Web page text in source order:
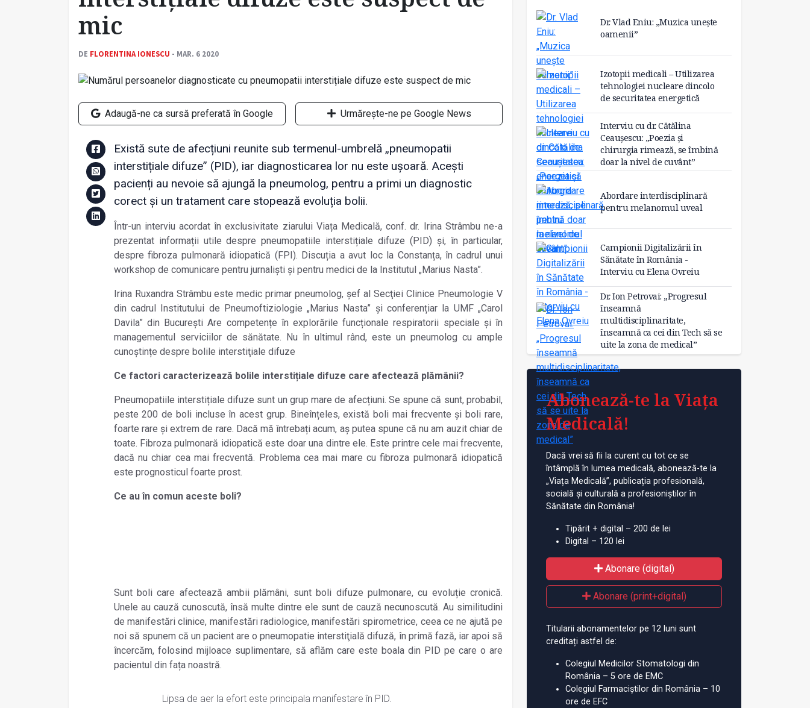
mic
DE FLORENTINA IONESCU - MAR. 6 2020
Adaugă-ne ca sursă preferată în Google Urmărește-ne pe Google News
Există sute de afecțiuni reunite sub termenul-umbrelă „pneumopatii
interstițiale difuze” (PID), iar diagnosticarea lor nu este ușoară. Acești
pacienți au nevoie să ajungă la pneumolog, pentru a primi un diagnostic
corect și un tratament care stopează evoluția bolii.
Într-un interviu acordat în exclusivitate ziarului Viața Medicală, conf. dr. Irina Strâmbu ne-a
prezentat informații utile despre pneumopatiile interstițiale difuze (PID) și, în particular,
despre fibroza pulmonară idiopatică (FPI). Discuția a avut loc la Constanța, în cadrul unui
workshop de comunicare pentru jurnaliști și pentru medici de la Institutul „Marius Nasta”.
Irina Ruxandra Strâmbu este medic primar pneumolog, șef al Secţiei Clinice Pneumologie V
din cadrul Institutului de Pneumoftiziologie „Marius Nasta” și conferențiar la UMF „Carol
Davila” din București Are competențe în explorările funcționale respiratorii speciale și în
managementul serviciilor de sănătate. Nu în ultimul rând, este un pneumolog cu ample
cunoștințe despre bolile interstiţiale difuze
Ce factori caracterizează bolile interstițiale difuze care afectează plămânii?
Pneumopatiile interstițiale difuze sunt un grup mare de afecțiuni. Se spune că sunt, probabil,
peste 200 de boli incluse în acest grup. Bineînțeles, există boli mai frecvente și boli rare,
foarte rare și extrem de rare. Dacă mă întrebați acum, aș putea spune că nu am auzit chiar de
toate. Fibroza pulmonară idiopatică este doar una dintre ele. Este printre cele mai frecvente,
dacă nu chiar cea mai frecventă. Problema cea mai mare cu fibroza pulmonară idiopatică
este prognosticul foarte prost.
Ce au în comun aceste boli?
Sunt boli care afectează ambii plămâni, sunt boli difuze pulmonare, cu evoluție cronică.
Unele au cauză cunoscută, însă multe dintre ele sunt de cauză necunoscută. Au similitudini
de manifestări clinice, manifestări radiologice, manifestări spirometrice, ceea ce ne ajută pe
noi să spunem că un pacient are o pneumopatie interstiţială difuză, în primă fază, iar apoi să
încercăm, folosind mijloace suplimentare, să aflăm care este boala din PID pe care o are
pacientul din fața noastră.
Lipsa de aer la efort este principala manifestare în PID.
Dr. Vlad Eniu: „Muzica unește
oamenii”
Izotopii medicali – Utilizarea
tehnologiei nucleare dincolo
de securitatea energetică
Interviu cu dr. Cătălina
Ceaușescu: „Poezia și
chirurgia rimează, se îmbină
doar la nivel de cuvânt”
Abordare interdisciplinară
pentru melanomul uveal
Campionii Digitalizării în
Sănătate în România -
Interviu cu Elena Ovreiu
Dr. Ion Petrovai: „Progresul
înseamnă
multidisciplinaritate,
înseamnă ca cei din Tech să se
uite la zona de medical”
Abonează-te la Viața
Medicală!
Dacă vrei să fii la curent cu tot ce se
întâmplă în lumea medicală, abonează-te la
„Viața Medicală”, publicația profesională,
socială și culturală a profesioniștilor în
Sănătate din România!
Tipărit + digital – 200 de lei
Digital – 120 lei
Abonare (digital)
Abonare (print+digital)
Titularii abonamentelor pe 12 luni sunt
creditați astfel de:
Colegiul Medicilor Stomatologi din
România – 5 ore de EMC
Colegiul Farmaciștilor din România – 10
ore de EFC